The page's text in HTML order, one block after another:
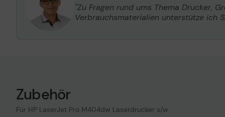
"Zu Fragen rund ums Thema Drucker,
Verbrauchsmaterialien unterstütze ich
Zubehör
Für HP LaserJet Pro M404dw Laserdrucker s/w